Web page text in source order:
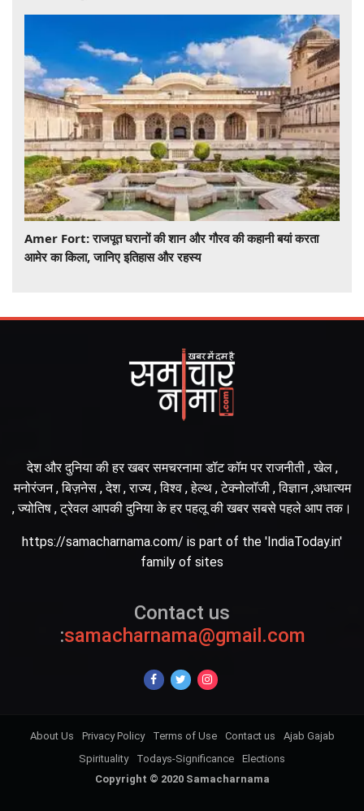
Amer Fort: राजपूत घरानों की शान और गौरव की कहानी बयां करता
आमेर का किला, जानिए इतिहास और रहस्य
देश और दुनिया की हर खबर समचरनामा डॉट कॉम पर राजनीती , खेल ,
मनोरंजन , बिज़नेस , देश , राज्य , विश्व , हेल्थ , टेक्नोलॉजी , विज्ञान ,अधात्यम
, ज्योतिष , ट्रेवल आपकी दुनिया के हर पहलू की खबर सबसे पहले आप तक।
https://samacharnama.com/ is part of the 'IndiaToday.in'
family of sites
Contact us
:samacharnama@gmail.com
Copyright © 2020 Samacharnama
About Us Privacy Policy Terms of Use Contact us
Ajab Gajab
Spirituality
Todays-Significance Elections